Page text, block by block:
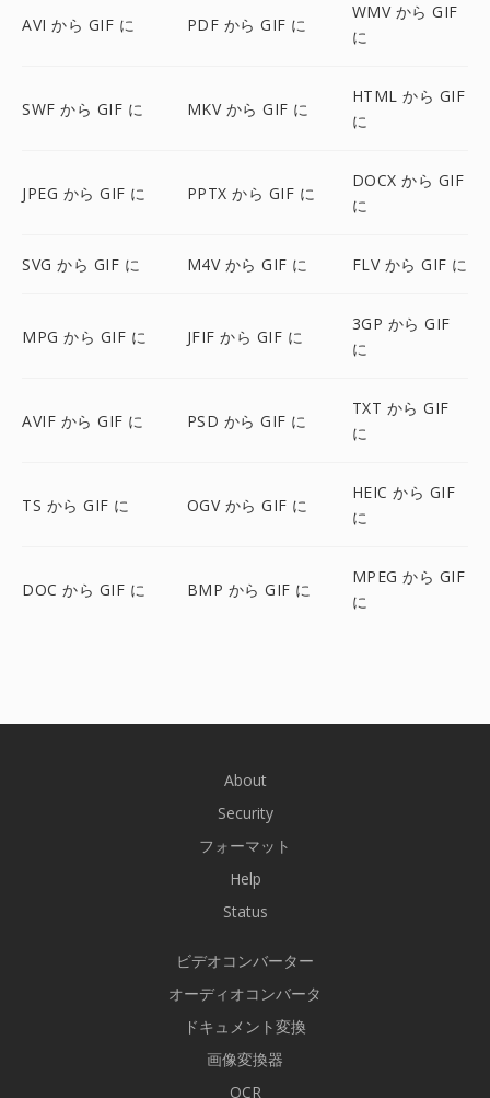
AVI から GIF に PDF から GIF に
WMV から GIF
に
SWF から GIF に MKV から GIF に
HTML から GIF
に
JPEG から GIF に PPTX から GIF に
DOCX から GIF
に
SVG から GIF に M4V から GIF に FLV から GIF に
MPG から GIF に JFIF から GIF に
3GP から GIF
に
AVIF から GIF に PSD から GIF に
TXT から GIF
に
TS から GIF に OGV から GIF に
HEIC から GIF
に
DOC から GIF に BMP から GIF に
MPEG から GIF
に
About
Security
フォーマット
Help
Status
ビデオコンバーター
オーディオコンバータ
ドキュメント変換
画像変換器
OCR